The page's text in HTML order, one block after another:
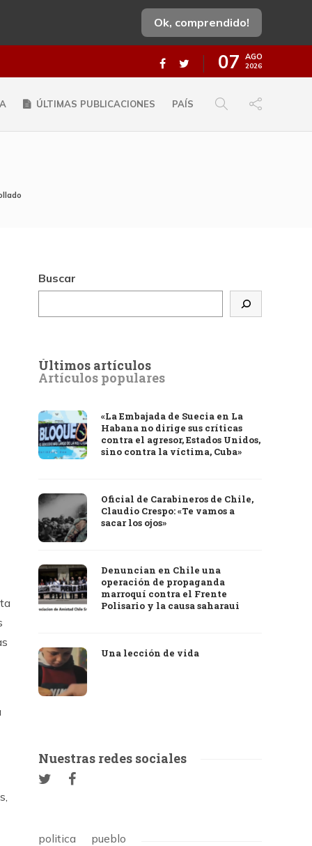
Ok, comprendido!
07 AGO
2026
ÚLTIMAS PUBLICACIONES PAÍS
Buscar
Últimos artículos
Artículos populares
«La Embajada de Suecia en La
Habana no dirige sus críticas
contra el agresor, Estados Unidos,
sino contra la víctima, Cuba»
Oficial de Carabineros de Chile,
Claudio Crespo: «Te vamos a
sacar los ojos»
Denuncian en Chile una
operación de propaganda
marroquí contra el Frente
Polisario y la causa saharaui
Una lección de vida
Nuestras redes sociales
politica pueblo